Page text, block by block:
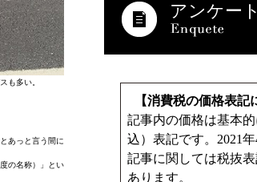
も多い。
あっと言う間に
の名称）」とい
アンケート
【消費税の価格表記
記事内の価格は基本
込）表記です。2021
記事に関しては税抜
あります。